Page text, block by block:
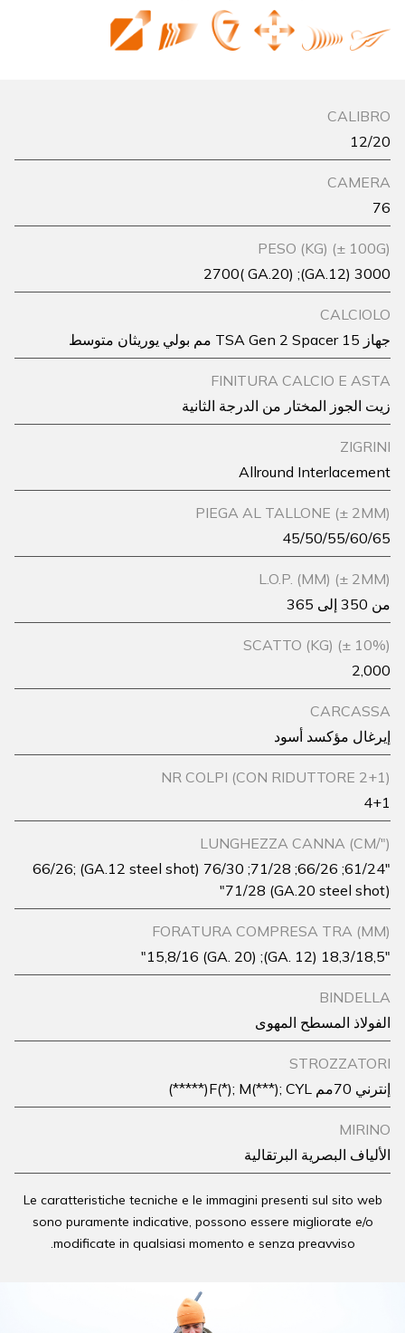
CALIBRO
12/20
CAMERA
76
PESO (KG) (± 100G)
3000 (GA.12); 2700( GA.20)
CALCIOLO
جهاز TSA Gen 2 Spacer 15 مم بولي يوريثان متوسط
FINITURA CALCIO E ASTA
زيت الجوز المختار من الدرجة الثانية
ZIGRINI
Allround Interlacement
PIEGA AL TALLONE (± 2MM)
45/50/55/60/65
L.O.P. (MM) (± 2MM)
من 350 إلى 365
SCATTO (KG) (± 10%)
2,000
CARCASSA
إيرغال مؤكسد أسود
NR COLPI (CON RIDUTTORE 2+1)
4+1
LUNGHEZZA CANNA (CM/")
"61/24; 66/26; 71/28; 76/30 (GA.12 steel shot) 66/26;
71/28 (GA.20 steel shot)"
FORATURA COMPRESA TRA (MM)
"18,3/18,5 (GA. 12); 15,8/16 (GA. 20)"
BINDELLA
الفولاذ المسطح المهوى
STROZZATORI
إنترني 70مم F(*); M(***); CYL(*****)
MIRINO
الألياف البصرية البرتقالية
Le caratteristiche tecniche e le immagini presenti sul sito web
sono puramente indicative, possono essere migliorate e/o
modificate in qualsiasi momento e senza preavviso.